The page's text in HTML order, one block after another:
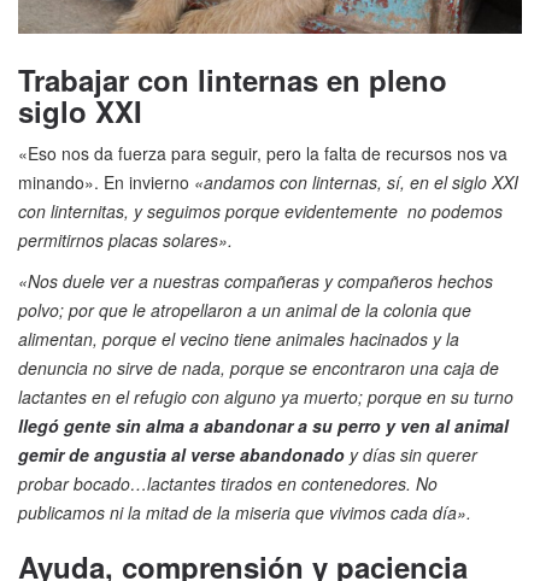
Trabajar con linternas en pleno
siglo XXI
«Eso nos da fuerza para seguir, pero la falta de recursos nos va
minando». En invierno «andamos con linternas, sí, en el siglo XXI
con linternitas, y seguimos porque evidentemente no podemos
permitirnos placas solares».
«Nos duele ver a nuestras compañeras y compañeros hechos
polvo; por que le atropellaron a un animal de la colonia que
alimentan, porque el vecino tiene animales hacinados y la
denuncia no sirve de nada, porque se encontraron una caja de
lactantes en el refugio con alguno ya muerto; porque en su turno
llegó gente sin alma a abandonar a su perro y ven al animal
gemir de angustia al verse abandonado y días sin querer
probar bocado…lactantes tirados en contenedores. No
publicamos ni la mitad de la miseria que vivimos cada día».
Ayuda, comprensión y paciencia